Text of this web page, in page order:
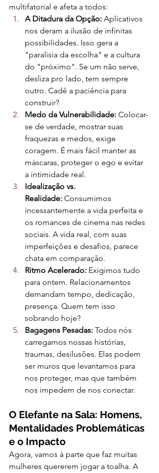
multifatorial e afeta a todos:
A Ditadura da Opção: Aplicativos
nos deram a ilusão de infinitas
possibilidades. Isso gera a
"paralisia da escolha" e a cultura
do "próximo". Se um não serve,
desliza pro lado, tem sempre
outro. Cadê a paciência para
construir?
Medo da Vulnerabilidade: Colocar-
se de verdade, mostrar suas
fraquezas e medos, exige
coragem. É mais fácil manter as
máscaras, proteger o ego e evitar
a intimidade real.
Idealização vs.
Realidade: Consumimos
incessantemente a vida perfeita e
os romances de cinema nas redes
sociais. A vida real, com suas
imperfeições e desafios, parece
chata em comparação.
Ritmo Acelerado: Exigimos tudo
para ontem. Relacionamentos
demandam tempo, dedicação,
presença. Quem tem isso
sobrando hoje?
Bagagens Pesadas: Todos nós
carregamos nossas histórias,
traumas, desilusões. Elas podem
ser muros que levantamos para
nos proteger, mas que também
nos impedem de nos conectar.
O Elefante na Sala: Homens,
Mentalidades Problemáticas
e o Impacto
Agora, vamos à parte que faz muitas
mulheres quererem jogar a toalha. A